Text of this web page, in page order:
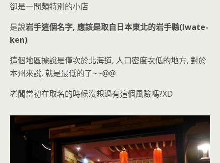
卻是一間頗特別的小店
是說岩手這個名字, 應該是取自日本東北的岩手縣(Iwate-
ken)
這個地區據說是僅次於北海道, 人口密度次低的地方, 對於
本州來說, 就是最低的了~~@@
老闆當初在取名的時候沒想過有這個風險嗎?XD